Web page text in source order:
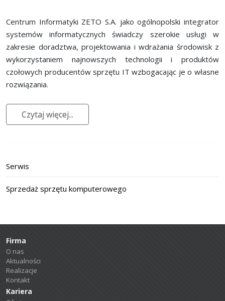
Centrum Informatyki ZETO S.A. jako ogólnopolski integrator
systemów informatycznych świadczy szerokie usługi w
zakresie doradztwa, projektowania i wdrażania środowisk z
wykorzystaniem najnowszych technologii i produktów
czołowych producentów sprzętu IT wzbogacając je o własne
rozwiązania.
Czytaj więcej...
Serwis
Sprzedaż sprzętu komputerowego
Firma
O nas
Aktualności
Realizacje
Kontakt
Kariera